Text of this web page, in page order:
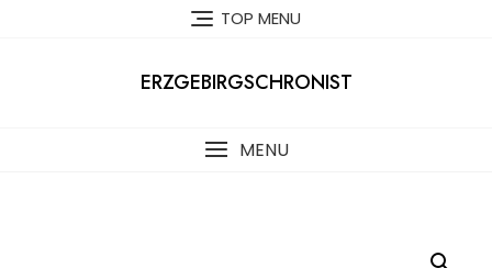
TOP MENU
ERZGEBIRGSCHRONIST
MENU